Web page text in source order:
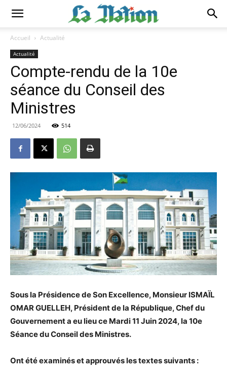
Accueil Actualité
Actualité
Compte-rendu de la 10e
séance du Conseil des
Ministres
12/06/2024 514
Sous la Présidence de Son Excellence, Monsieur ISMAÏL
OMAR GUELLEH, Président de la République, Chef du
Gouvernement a eu lieu ce Mardi 11 Juin 2024, la 10e
Séance du Conseil des Ministres.
Ont été examinés et approuvés les textes suivants :